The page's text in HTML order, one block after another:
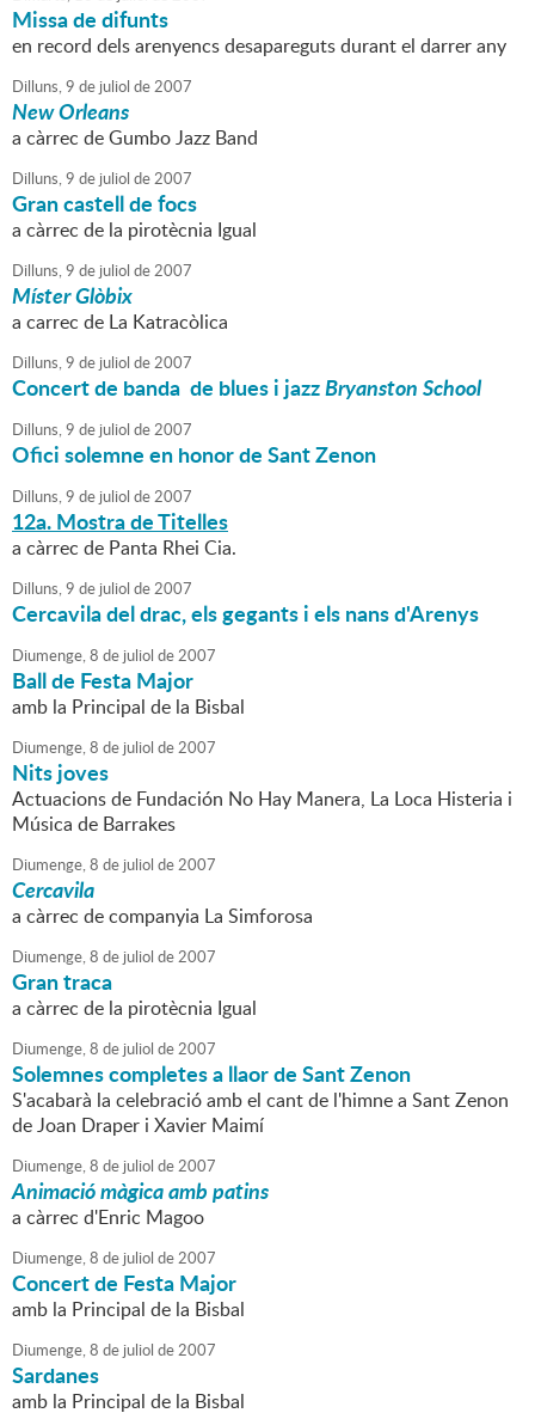
Missa de difunts
en record dels arenyencs desapareguts durant el darrer any
Dilluns,9 de juliol de2007
New Orleans
a càrrec de Gumbo Jazz Band
Dilluns,9 de juliol de2007
Gran castell de focs
a càrrec de la pirotècnia Igual
Dilluns,9 de juliol de2007
Míster Glòbix
a carrec de La Katracòlica
Dilluns,9 de juliol de2007
Concert de banda de blues i jazzBryanston School
Dilluns,9 de juliol de2007
Ofici solemne en honor de Sant Zenon
Dilluns,9 de juliol de2007
12a. Mostra de Titelles
a càrrec de Panta Rhei Cia.
Dilluns,9 de juliol de2007
Cercavila del drac, els gegants i els nans d'Arenys
Diumenge,8 de juliol de2007
Ball de Festa Major
amb la Principal de la Bisbal
Diumenge,8 de juliol de2007
Nits joves
Actuacions de Fundación No Hay Manera, La Loca Histeria i
Música de Barrakes
Diumenge,8 de juliol de2007
Cercavila
a càrrec de companyia La Simforosa
Diumenge,8 de juliol de2007
Gran traca
a càrrec de la pirotècnia Igual
Diumenge,8 de juliol de2007
Solemnes completes a llaor de Sant Zenon
S'acabarà la celebració amb el cant de l'himne a Sant Zenon
de Joan Draper i Xavier Maimí
Diumenge,8 de juliol de2007
Animació màgica amb patins
a càrrec d'Enric Magoo
Diumenge,8 de juliol de2007
Concert de Festa Major
amb la Principal de la Bisbal
Diumenge,8 de juliol de2007
Sardanes
amb la Principal de la Bisbal